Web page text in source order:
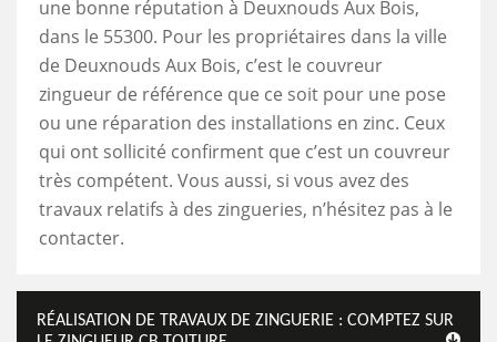
une bonne réputation à Deuxnouds Aux Bois,
dans le 55300. Pour les propriétaires dans la ville
de Deuxnouds Aux Bois, c’est le couvreur
zingueur de référence que ce soit pour une pose
ou une réparation des installations en zinc. Ceux
qui ont sollicité confirment que c’est un couvreur
très compétent. Vous aussi, si vous avez des
travaux relatifs à des zingueries, n’hésitez pas à le
contacter.
RÉALISATION DE TRAVAUX DE ZINGUERIE : COMPTEZ SUR